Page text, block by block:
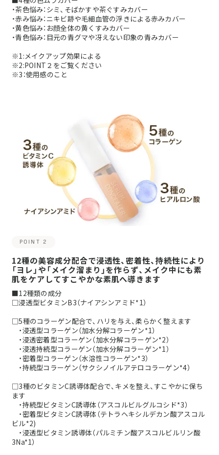
・茶色悩み：シミ、そばかすや茶ぐすみカバー
・赤み悩み：ニキビ跡や毛細血管の浮きによる赤みカバー
・黄色悩み：お顔全体の黄くすみカバー
・青色悩み：目元の青グマや冴えない印象の青みカバー
※1:メイクアップ効果による
※2:POINT２をご覧ください
※3：使用感のこと
POINT 2
12種の美容成分配合で浸透性、密着性、持続性により
「ヨレ」や「メイク溜まり」を作らず、メイク中にも素
肌をケアしてすこやかな素肌へ導きます
■12種類の成分
□浸透型ビタミンB3（ナイアシンアミド*1）
□5種のコラーゲン配合で、ハリを与え、柔らかく整えます
・浸透型コラーゲン（加水分解コラーゲン*1）
・浸透密着型コラーゲン（加水分解コラーゲン*2）
・浸透持続型コラーゲン（加水分解コラーゲン*1）
・密着型コラーゲン（水溶性コラーゲン*3）
・持続型コラーゲン（サクシノイルアテロコラーゲン*4）
□3種のビタミンC誘導体配合で、キメを整え、すこやかに保ち
ます
・持続型ビタミンC誘導体（アスコルビルグルコシド*3）
・密着型ビタミンC誘導体（テトラヘキシルデカン酸アスコル
ビル*2)
・浸透型ビタミン誘導体（パルミチン酸アスコルビルリン酸
3Na*1）